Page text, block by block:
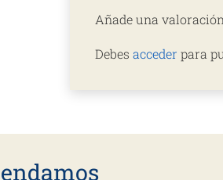
Añade una valoración
Debesacceder para